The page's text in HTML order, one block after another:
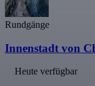
Rundgänge
Innenstadt von
Heute verfügbar